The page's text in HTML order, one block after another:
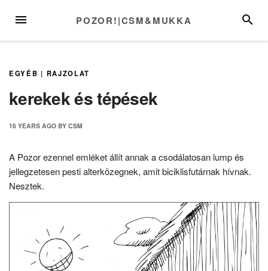
MENU POZOR!|CSM&MUKKA
EGYÉB | RAJZOLAT
kerekek és tépések
16 YEARS AGO BY CSM
A Pozor ezennel emléket állít annak a csodálatosan lump és
jellegzetesen pesti alterközegnek, amit biciklisfutárnak hívnak.
Nesztek.